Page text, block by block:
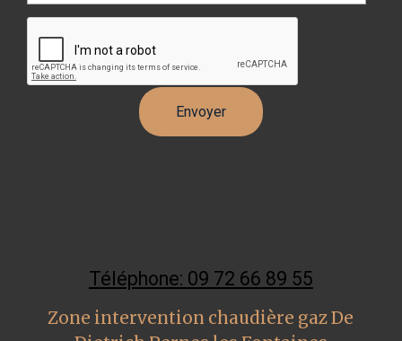
Téléphone: 09 72 66 89 55
Zone intervention chaudière gaz De